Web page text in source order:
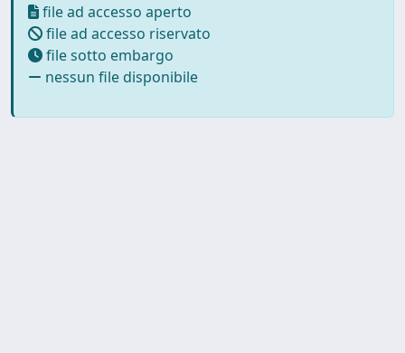
file ad accesso aperto
file ad accesso riservato
file sotto embargo
nessun file disponibile